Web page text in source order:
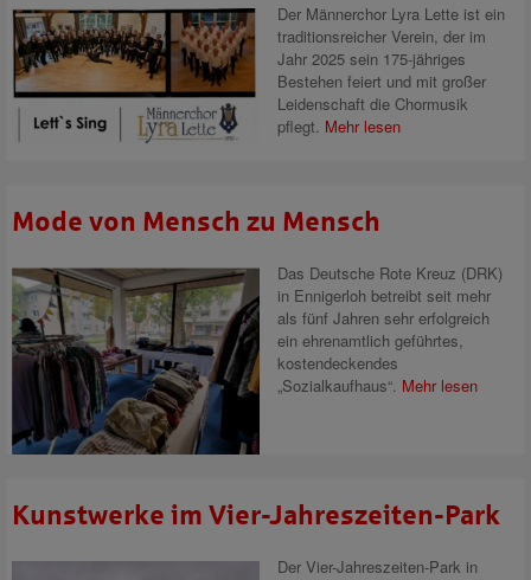
Der Männerchor Lyra Lette ist ein
traditionsreicher Verein, der im
Jahr 2025 sein 175-jähriges
Bestehen feiert und mit großer
Leidenschaft die Chormusik
pflegt. Mehr lesen
Mode von Mensch zu Mensch
Das Deutsche Rote Kreuz (DRK)
in Ennigerloh betreibt seit mehr
als fünf Jahren sehr erfolgreich
ein ehrenamtlich geführtes,
kostendeckendes
„Sozialkaufhaus“. Mehr lesen
Kunstwerke im Vier-Jahreszeiten-Park
Der Vier-Jahreszeiten-Park in